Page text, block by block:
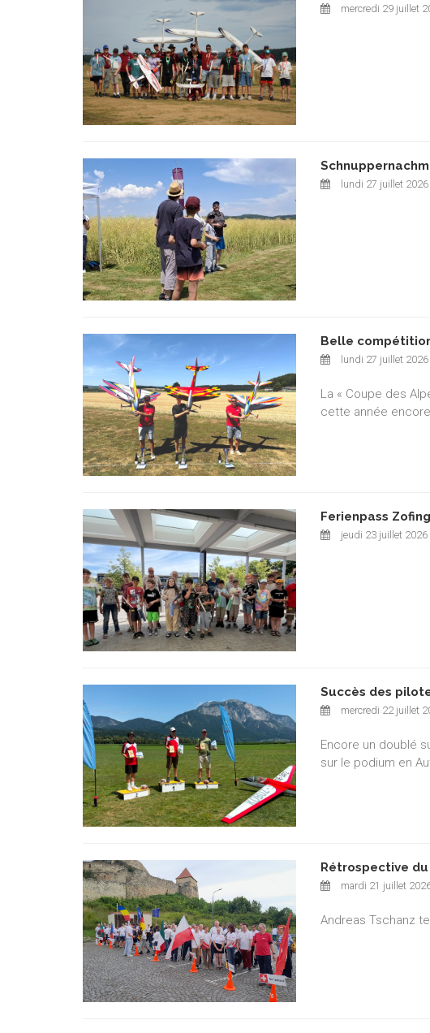
mercredi 29 juillet
lundi 27 juillet 2026
Belle
lundi 27 juillet 2026
La « Coupe des
cette année
Ferienpass
jeudi 23 juillet 2026
Succès des
mercredi 22 juillet
Encore un doublé
sur le podium en
Rétrospective du
mardi 21 juillet
Andreas Tschanz